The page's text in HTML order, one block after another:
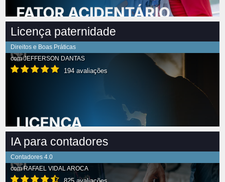
Licença paternidade
Direitos e Boas Práticas
comJEFFERSON DANTAS
194 avaliações
IA para contadores
Contadores 4.0
comRAFAEL VIDAL AROCA